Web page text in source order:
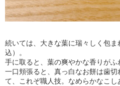
続いては、大きな葉に瑞々しく包
込）。
手に取ると、葉の爽やかな香りがふ
一口頬張ると、真っ白なお餅は歯
て、これぞ職人技。なめらかなこ